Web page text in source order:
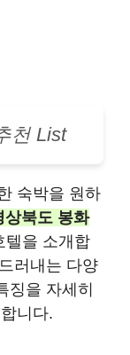
천 List
숙박을 원하
상북도 봉화
텔을 소개합
러내는 다양
징을 자세히
니다.